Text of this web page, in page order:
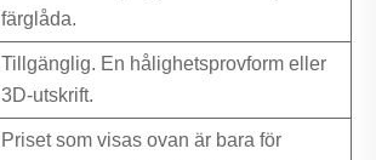
färglåda.
Tillgänglig. En hålighetsprovform eller
3D-utskrift.
Priset som visas ovan är bara för